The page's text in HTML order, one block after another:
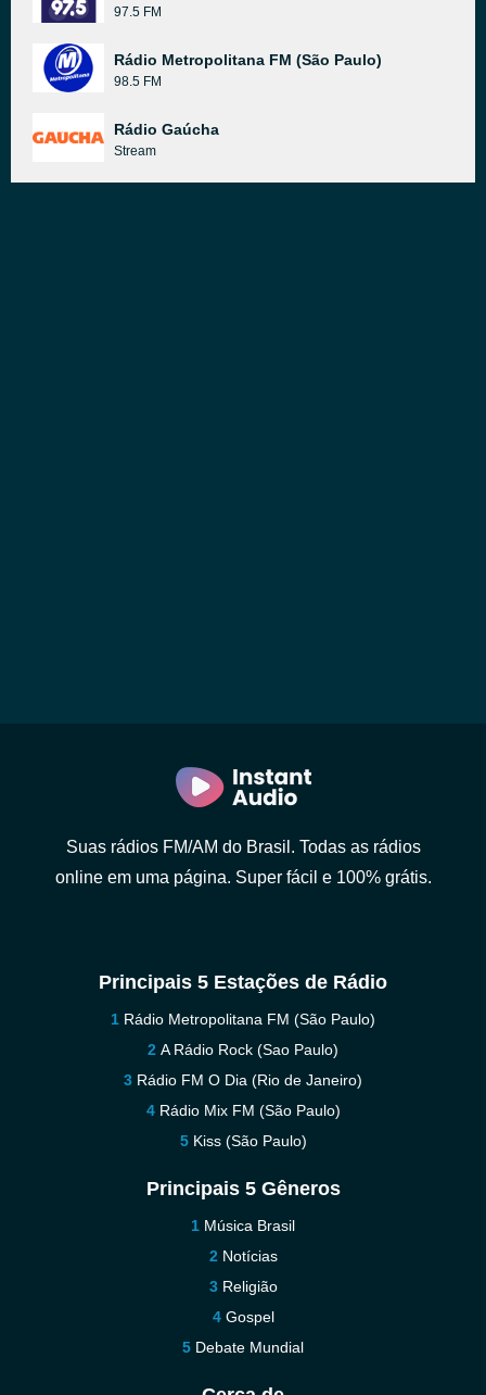
97.5 FM
Rádio Metropolitana FM (São Paulo)
98.5 FM
Rádio Gaúcha
Stream
Suas rádios FM/AM do Brasil. Todas as rádios
online em uma página. Super fácil e 100% grátis.
Principais 5 Estações de Rádio
Rádio Metropolitana FM (São Paulo)
A Rádio Rock (Sao Paulo)
Rádio FM O Dia (Rio de Janeiro)
Rádio Mix FM (São Paulo)
Kiss (São Paulo)
Principais 5 Gêneros
Música Brasil
Notícias
Religião
Gospel
Debate Mundial